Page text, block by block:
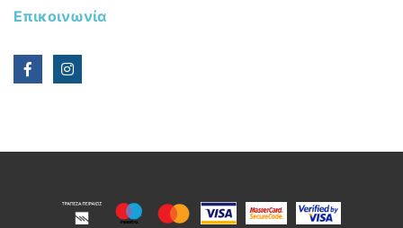
Επικοινωνία